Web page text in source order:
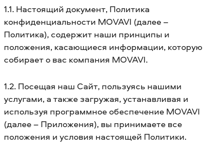
1.1. Настоящий документ, Политика
конфиденциальности MOVAVI (далее –
Политика), содержит наши принципы и
положения, касающиеся информации, которую
собирает о вас компания MOVAVI.
1.2. Посещая наш Сайт, пользуясь нашими
услугами, а также загружая, устанавливая и
используя программное обеспечение MOVAVI
(далее – Приложения), вы принимаете все
положения и условия настоящей Политики.